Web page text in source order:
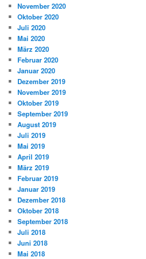
November 2020
Oktober 2020
Juli 2020
Mai 2020
März 2020
Februar 2020
Januar 2020
Dezember 2019
November 2019
Oktober 2019
September 2019
August 2019
Juli 2019
Mai 2019
April 2019
März 2019
Februar 2019
Januar 2019
Dezember 2018
Oktober 2018
September 2018
Juli 2018
Juni 2018
Mai 2018